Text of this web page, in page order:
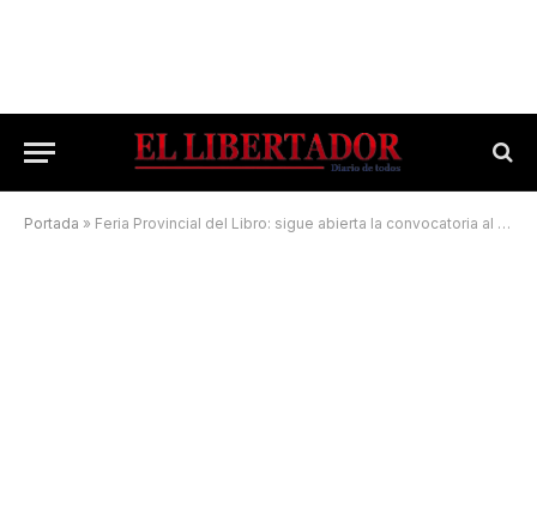
Portada » Feria Provincial del Libro: sigue abierta la convocatoria al sector editorial